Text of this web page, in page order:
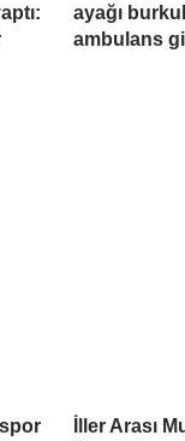
ayağı
ambulans
İller Arası